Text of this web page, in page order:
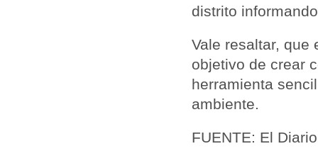
distrito
Vale resaltar, que
objetivo de crear
herramienta
ambiente.
FUENTE: El